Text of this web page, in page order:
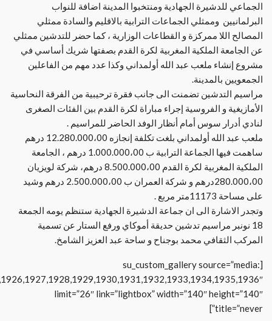
الجماعي للدشيرة الجهادية ومنتخبوا المدينة اضافة للنواب
البرلمانيين وممثلي الجماعات الترابية بالاقليم والسادة ممثلي
المصالح اللا ممركزة و القطاعات الوزارية ، كما حضر للتدشين ممثلي
عن الجامعة الملكية المغربية لكرة القدم بصفتها شريك أساسي في
مشروع إنشاء ملعب عبد الله أولمداني وكذا عدد مهم من الفاعلين
الجمعويين بالمدينة.
مراسيم التدشين تضمنت الى جانب فقرة ترحيبية من الفرقة النحاسية
الأمازيغية و الفروسية إجراء مباراة لكرة القدم بين الفئات الصغرى
لنادي أدرار سوس أمام أنظار الوفد الحاضر للمراسيم .
ملعب عبد الله أولمداني بلغت تكلفة إنجازه 12.280.000،00 درهم
ساهمت فيها الجماعة الترابية ب 1.000.000،00 درهم ، الجامعة
الملكية المغربية لكرة القدم 8.500.000،00 درهم، شركة لويزيان
280.000،00درهم و شركة العمران ب 2.500.000،00 درهم وشيد
على مساحة 11173متر مربع .
وتجدر الاشارة الى ان جماعة الدشيرة الجهادية ستنظم يومه الجمعة
18 نونبر مراسيم تدشين حديقة أموكاي ورفع الستار عن تسمية
المركب الثقافي محمد بوجناح و ساحة عبد العزيز الشامخ.
[su_custom_gallery source=”media:
limit=”26″ link=”lightbox” width=”140″ height=”140″
title=”never”]